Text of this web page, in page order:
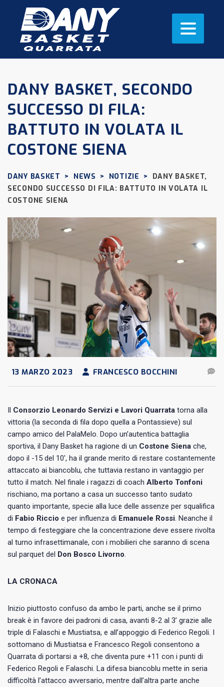
DANY BASKET, SECONDO
SUCCESSO DI FILA:
BATTUTO IN VOLATA IL
COSTONE SIENA
DANY BASKET > NEWS > NOTIZIE >
DANY BASKET,
SECONDO SUCCESSO DI FILA: BATTUTO IN VOLATA IL
COSTONE SIENA
13 MARZO 2023 FRANCESCO BOCCHINI
Il Consorzio Leonardo Servizi e Lavori Quarrata torna alla
vittoria (la seconda di fila dopo quella a Pontassieve) sul
campo amico del PalaMelo. Dopo un’autentica battaglia
sportiva, il Dany Basket ha ragione di un Costone Siena che,
dopo il -15 del 10′, ha il grande merito di restare costantemente
attaccato ai biancoblu, che tuttavia restano in vantaggio per
tutto il match. Nel finale i ragazzi di coach Alberto Tonfoni
rischiano, ma portano a casa un successo tanto sudato
quanto importante, specie alla luce delle assenze per squalifica
di Fabio Riccio e per influenza di Emanuele Rossi. Neanche il
tempo di festeggiare che la concentrazione deve essere rivolta
al turno infrasettimanale, con i mobilieri che saranno di scena
sul parquet del Don Bosco Livorno.
LA CRONACA
Inizio piuttosto confuso da ambo le parti, anche se il primo
break è in favore dei padroni di casa, avanti 8-2 al 3’ grazie alle
triple di Falaschi e Mustiatsa, e all’appoggio di Federico Regoli. I
sottomano di Mustiatsa e Francesco Regoli consentono a
Quarrata di portarsi a +8, che diventa pure +11 con i punti di
Federico Regoli e Falaschi. La difesa biancoblu mette in seria
difficoltà l’attacco avversario, mentre dall’altra parte anche